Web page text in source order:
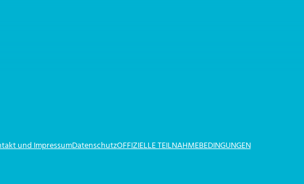
und ImpressumDatenschutzOFFIZIELLE TEILNAHMEBEDINGUNGEN